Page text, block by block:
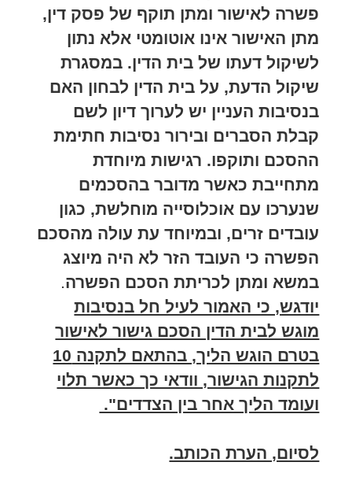
פשרה לאישור ומתן תוקף של פסק דין,
מתן האישור אינו אוטומטי אלא נתון
לשיקול דעתו של בית הדין. במסגרת
שיקול הדעת, על בית הדין לבחון האם
בנסיבות העניין יש לערוך דיון לשם
קבלת הסברים ובירור נסיבות חתימת
ההסכם ותוקפו. רגישות מיוחדת
מתחייבת כאשר מדובר בהסכמים
שנערכו עם אוכלוסייה מוחלשת, כגון
עובדים זרים, ובמיוחד עת עולה מהסכם
הפשרה כי העובד הזר לא היה מיוצג
במשא ומתן לכריתת הסכם הפשרה.
יודגש, כי האמור לעיל חל בנסיבות
מוגש לבית הדין הסכם גישור לאישור
בטרם הוגש הליך, בהתאם לתקנה 10
לתקנות הגישור, וודאי כך כאשר תלוי
ועומד הליך אחר בין הצדדים".
לסיום, הערת הכותב.